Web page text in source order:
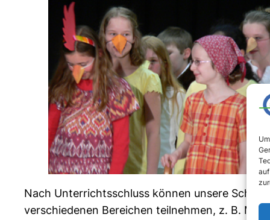
Nach Unterrichtsschluss können unsere
verschiedenen Bereichen teilnehmen, z. B.